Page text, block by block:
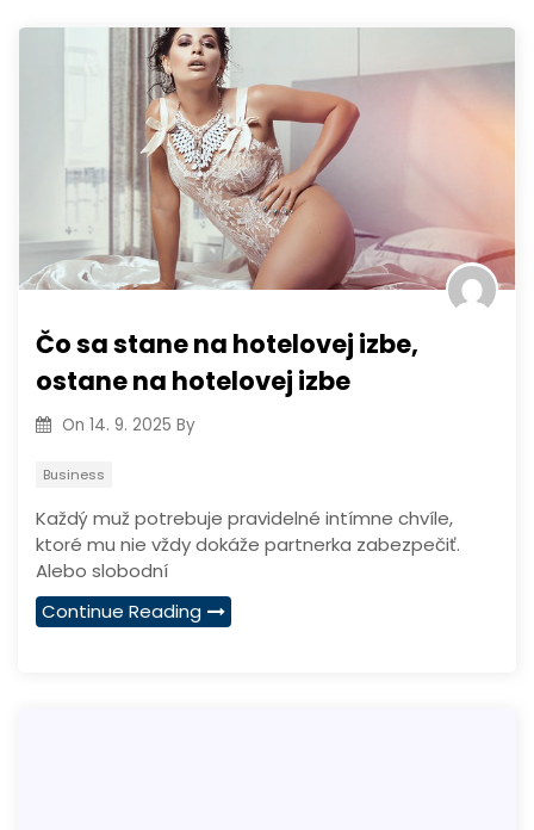
Čo sa stane na hotelovej izbe,
ostane na hotelovej izbe
On 14. 9. 2025 By
Business
Každý muž potrebuje pravidelné intímne chvíle,
ktoré mu nie vždy dokáže partnerka zabezpečiť.
Alebo slobodní
Continue Reading